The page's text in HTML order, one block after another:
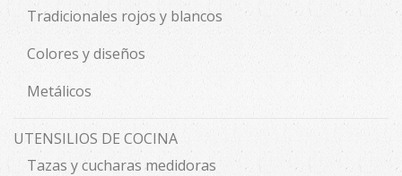
Tradicionales rojos y blancos
Colores y diseños
Metálicos
UTENSILIOS DE COCINA
Tazas y cucharas medidoras